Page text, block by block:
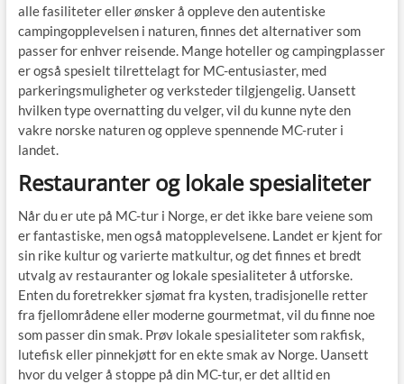
alle fasiliteter eller ønsker å oppleve den autentiske
campingopplevelsen i naturen, finnes det alternativer som
passer for enhver reisende. Mange hoteller og campingplasser
er også spesielt tilrettelagt for MC-entusiaster, med
parkeringsmuligheter og verksteder tilgjengelig. Uansett
hvilken type overnatting du velger, vil du kunne nyte den
vakre norske naturen og oppleve spennende MC-ruter i
landet.
Restauranter og lokale spesialiteter
Når du er ute på MC-tur i Norge, er det ikke bare veiene som
er fantastiske, men også matopplevelsene. Landet er kjent for
sin rike kultur og varierte matkultur, og det finnes et bredt
utvalg av restauranter og lokale spesialiteter å utforske.
Enten du foretrekker sjømat fra kysten, tradisjonelle retter
fra fjellområdene eller moderne gourmetmat, vil du finne noe
som passer din smak. Prøv lokale spesialiteter som rakfisk,
lutefisk eller pinnekjøtt for en ekte smak av Norge. Uansett
hvor du velger å stoppe på din MC-tur, er det alltid en